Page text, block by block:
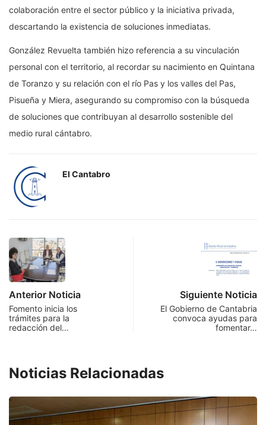
colaboración entre el sector público y la iniciativa privada,
descartando la existencia de soluciones inmediatas.
González Revuelta también hizo referencia a su vinculación
personal con el territorio, al recordar su nacimiento en Quintana
de Toranzo y su relación con el río Pas y los valles del Pas,
Pisueña y Miera, asegurando su compromiso con la búsqueda
de soluciones que contribuyan al desarrollo sostenible del
medio rural cántabro.
El Cantabro
Anterior Noticia
Fomento inicia los
trámites para la
redacción del…
Siguiente Noticia
El Gobierno de Cantabria
convoca ayudas para
fomentar…
Noticias Relacionadas